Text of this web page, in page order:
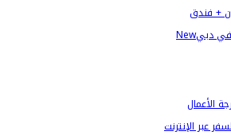
+ فندق
دبيNew
الأعمال
عبر الإنترنت